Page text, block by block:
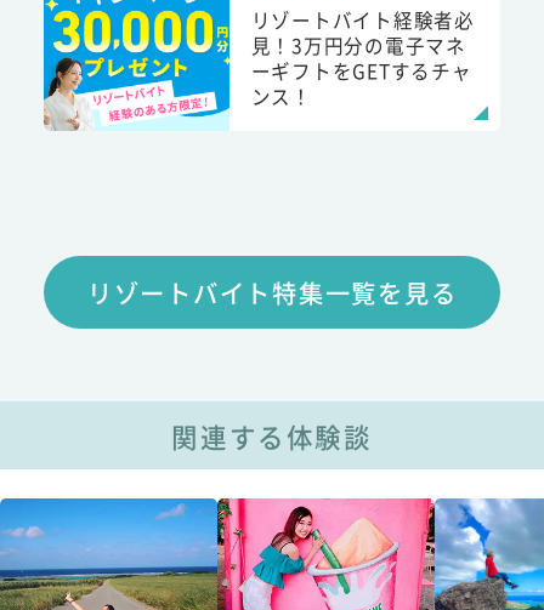
リゾートバイト経験者必
見！3万円分の電子マネ
ーギフトをGETするチャ
ンス！
リゾートバイト特集一覧を見る
関連する体験談